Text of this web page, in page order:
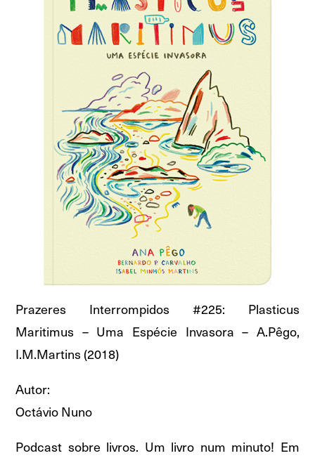
Prazeres Interrompidos #225: Plasticus
Maritimus – Uma Espécie Invasora – A.Pêgo,
I.M.Martins (2018)
Autor:
Octávio Nuno
Podcast sobre livros. Um livro num minuto! Em